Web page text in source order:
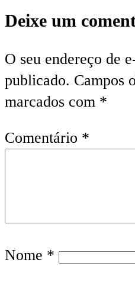
Deixe um
O seu endereço de
publicado. Campos
marcados com *
Comentário *
Nome *